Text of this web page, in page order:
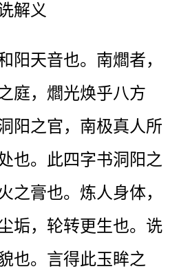
解义
阳天音也。南爓者，
庭，爓光焕乎八方
阳之官，南极真人所
也。此四字书洞阳之
之膏也。炼人身体，
垢，轮转更生也。诜
也。言得此玉眸之